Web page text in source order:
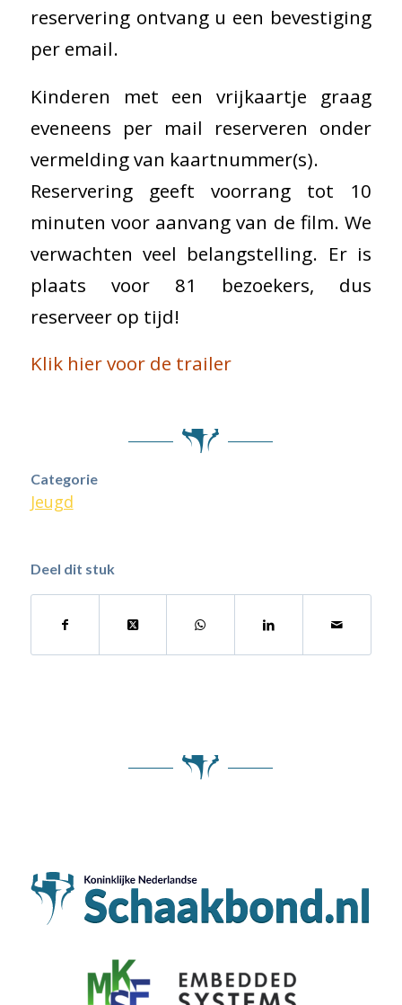
reservering ontvang u een bevestiging
per email.
Kinderen met een vrijkaartje graag
eveneens per mail reserveren onder
vermelding van kaartnummer(s).
Reservering geeft voorrang tot 10
minuten voor aanvang van de film. We
verwachten veel belangstelling. Er is
plaats voor 81 bezoekers, dus
reserveer op tijd!
Klik hier voor de trailer
Categorie
Jeugd
Deel dit stuk